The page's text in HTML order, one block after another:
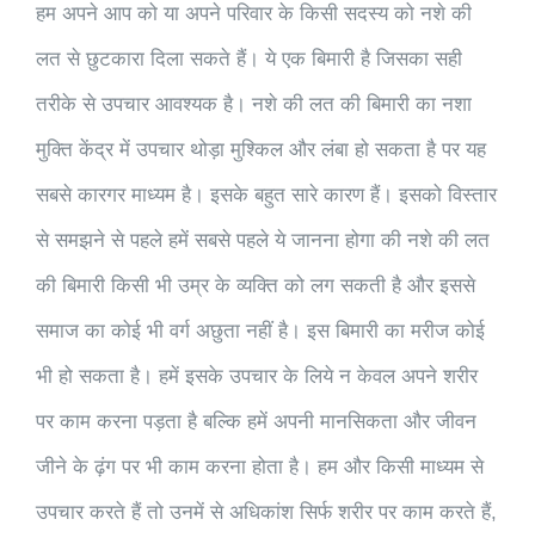
हम अपने आप को या अपने परिवार के किसी सदस्य को नशे की
लत से छुटकारा दिला सकते हैं। ये एक बिमारी है जिसका सही
तरीके से उपचार आवश्यक है। नशे की लत की बिमारी का नशा
मुक्ति केंद्र में उपचार थोड़ा मुश्किल और लंबा हो सकता है पर यह
सबसे कारगर माध्यम है। इसके बहुत सारे कारण हैं। इसको विस्तार
से समझने से पहले हमें सबसे पहले ये जानना होगा की नशे की लत
की बिमारी किसी भी उम्र के व्यक्ति को लग सकती है और इससे
समाज का कोई भी वर्ग अछुता नहीं है। इस बिमारी का मरीज कोई
भी हो सकता है। हमें इसके उपचार के लिये न केवल अपने शरीर
पर काम करना पड़ता है बल्कि हमें अपनी मानसिकता और जीवन
जीने के ढ़ंग पर भी काम करना होता है। हम और किसी माध्यम से
उपचार करते हैं तो उनमें से अधिकांश सिर्फ शरीर पर काम करते हैं,